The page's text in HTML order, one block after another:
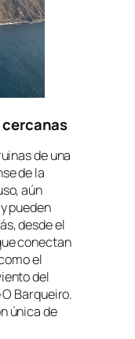
de una
de la
aún
pueden
desde el
conectan
el
del
Barqueiro.
única de